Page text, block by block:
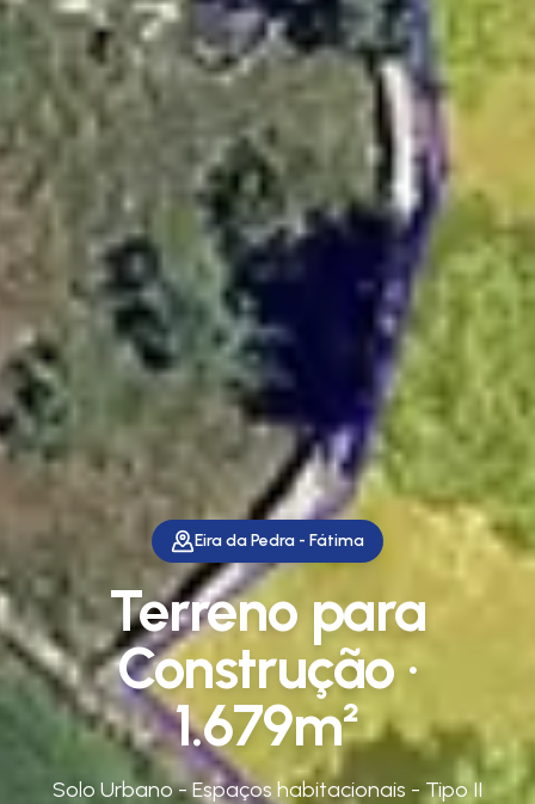
Eira da Pedra - Fátima
Terreno para
Construção ·
1.679m²
Solo Urbano - Espaços habitacionais - Tipo II